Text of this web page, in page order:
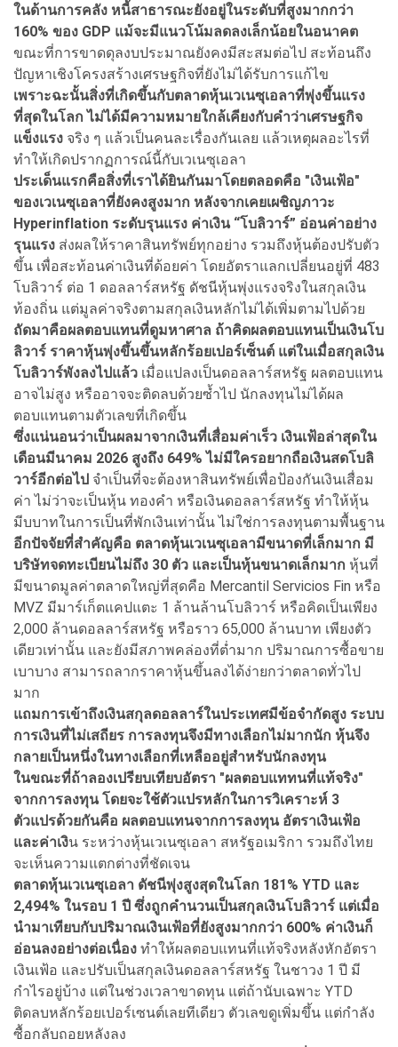
ในด้านการคลัง หนี้สาธารณะยังอยู่ในระดับที่สูงมากกว่า
160% ของ GDP แม้จะมีแนวโน้มลดลงเล็กน้อยในอนาคต
ขณะที่การขาดดุลงบประมาณยังคงมีสะสมต่อไป สะท้อนถึง
ปัญหาเชิงโครงสร้างเศรษฐกิจที่ยังไม่ได้รับการแก้ไข
เพราะฉะนั้นสิ่งที่เกิดขึ้นกับตลาดหุ้นเวเนซุเอลาที่พุ่งขึ้นแรง
ที่สุดในโลก ไม่ได้มีความหมายใกล้เคียงกับคำว่าเศรษฐกิจ
แข็งแรง จริง ๆ แล้วเป็นคนละเรื่องกันเลย แล้วเหตุผลอะไรที่
ทำให้เกิดปรากฏการณ์นี้กับเวเนซุเอลา
ประเด็นแรกคือสิ่งที่เราได้ยินกันมาโดยตลอดคือ "เงินเฟ้อ"
ของเวเนซุเอลาที่ยังคงสูงมาก หลังจากเคยเผชิญภาวะ
Hyperinflation ระดับรุนแรง ค่าเงิน “โบลิวาร์” อ่อนค่าอย่าง
รุนแรง ส่งผลให้ราคาสินทรัพย์ทุกอย่าง รวมถึงหุ้นต้องปรับตัว
ขึ้น เพื่อสะท้อนค่าเงินที่ด้อยค่า โดยอัตราแลกเปลี่ยนอยู่ที่ 483
โบลิวาร์ ต่อ 1 ดอลลาร์สหรัฐ ดัชนีหุ้นพุ่งแรงจริงในสกุลเงิน
ท้องถิ่น แต่มูลค่าจริงตามสกุลเงินหลักไม่ได้เพิ่มตามไปด้วย
ถัดมาคือผลตอบแทนที่ดูมหาศาล ถ้าคิดผลตอบแทนเป็นเงินโบ
ลิวาร์ ราคาหุ้นพุ่งขึ้นขึ้นหลักร้อยเปอร์เซ็นต์ แต่ในเมื่อสกุลเงิน
โบลิวาร์พังลงไปแล้ว เมื่อแปลงเป็นดอลลาร์สหรัฐ ผลตอบแทน
อาจไม่สูง หรืออาจจะติดลบด้วยซ้ำไป นักลงทุนไม่ได้ผล
ตอบแทนตามตัวเลขที่เกิดขึ้น
ซึ่งแน่นอนว่าเป็นผลมาจากเงินที่เสื่อมค่าเร็ว เงินเฟ้อล่าสุดใน
เดือนมีนาคม 2026 สูงถึง 649% ไม่มีใครอยากถือเงินสดโบลิ
วาร์อีกต่อไป จำเป็นที่จะต้องหาสินทรัพย์เพื่อป้องกันเงินเสื่อม
ค่า ไม่ว่าจะเป็นหุ้น ทองคำ หรือเงินดอลลาร์สหรัฐ ทำให้หุ้น
มีบบาทในการเป็นที่พักเงินเท่านั้น ไม่ใช่การลงทุนตามพื้นฐาน
อีกปัจจัยที่สำคัญคือ ตลาดหุ้นเวเนซุเอลามีขนาดที่เล็กมาก มี
บริษัทจดทะเบียนไม่ถึง 30 ตัว และเป็นหุ้นขนาดเล็กมาก หุ้นที่
มีขนาดมูลค่าตลาดใหญ่ที่สุดคือ Mercantil Servicios Fin หรือ
MVZ มีมาร์เก็ตแคปแตะ 1 ล้านล้านโบลิวาร์ หรือคิดเป็นเพียง
2,000 ล้านดอลลาร์สหรัฐ หรือราว 65,000 ล้านบาท เพียงตัว
เดียวเท่านั้น และยังมีสภาพคล่องที่ต่ำมาก ปริมาณการซื้อขาย
เบาบาง สามารถลากราคาหุ้นขึ้นลงได้ง่ายกว่าตลาดทั่วไป
มาก
แถมการเข้าถึงเงินสกุลดอลลาร์ในประเทศมีข้อจำกัดสูง ระบบ
การเงินที่ไม่เสถียร การลงทุนจึงมีทางเลือกไม่มากนัก หุ้นจึง
กลายเป็นหนึ่งในทางเลือกที่เหลืออยู่สำหรับนักลงทุน
ในขณะที่ถ้าลองเปรียบเทียบอัตรา "ผลตอบแททนที่แท้จริง"
จากการลงทุน โดยจะใช้ตัวแปรหลักในการวิเคราะห์ 3
ตัวแปรด้วยกันคือ ผลตอบแทนจากการลงทุน อัตราเงินเฟ้อ
และค่าเงิน ระหว่างหุ้นเวเนซุเอลา สหรัฐอเมริกา รวมถึงไทย
จะเห็นความแตกต่างที่ชัดเจน
ตลาดหุ้นเวเนซุเอลา ดัชนีพุ่งสูงสุดในโลก 181% YTD และ
2,494% ในรอบ 1 ปี ซึ่งถูกคำนวนเป็นสกุลเงินโบลิวาร์ แต่เมื่อ
นำมาเทียบกับปริมาณเงินเฟ้อที่ยังสูงมากกว่า 600% ค่าเงินก็
อ่อนลงอย่างต่อเนื่อง ทำให้ผลตอบแทนที่แท้จริงหลังหักอัตรา
เงินเฟ้อ และปรับเป็นสกุลเงินดอลลาร์สหรัฐ ในชาวง 1 ปี มี
กำไรอยู่บ้าง แต่ในช่วงเวลาขาดทุน แต่ถ้านับเฉพาะ YTD
ติดลบหลักร้อยเปอร์เซนต์เลยทีเดียว ตัวเลขดูเพิ่มขึ้น แต่กำลัง
ซื้อกลับถอยหลังลง